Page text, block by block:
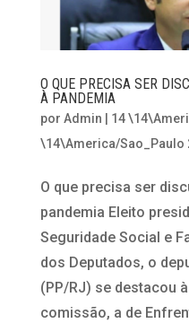
O QUE PRECISA SER
À PANDEMIA
por Admin
14
\14\America/Sao_Paulo
O que precisa ser
pandemia Eleito
Seguridade Social e
dos Deputados, o
(PP/RJ) se destacou
comissão, a de